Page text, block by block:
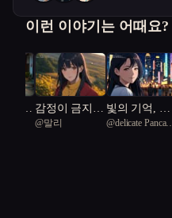
이런 이야기는 어때요?
감정이 금지된
시대에 사랑을
@말리
빛의 기억, 별
을 깨우다
@delicate